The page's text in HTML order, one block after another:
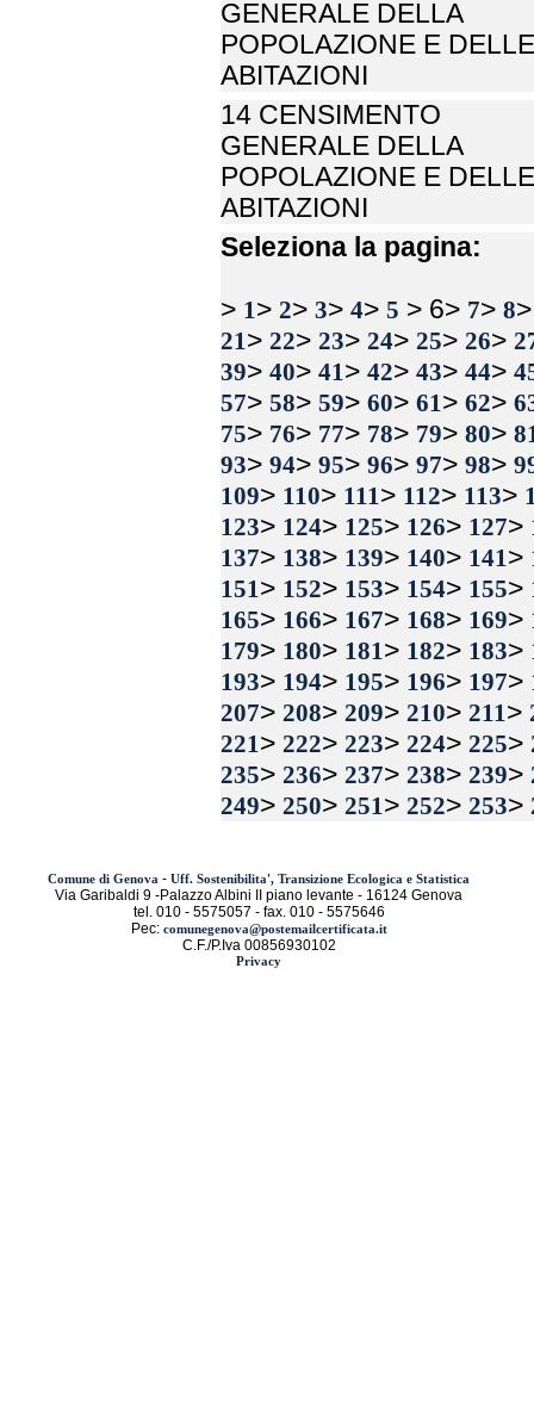
GENERALE DELLA
POPOLAZIONE E DELLE
ABITAZIONI
14 CENSIMENTO
GENERALE DELLA
POPOLAZIONE E DELLE
ABITAZIONI
Seleziona la pagina:
> 1 > 2> 3> 4> 5 > 6> 7> 8
21 > 22> 23> 24> 25> 26>
39> 40> 41 > 42> 43> 44>
57> 58> 59> 60> 61 > 62>
75> 76> 77> 78> 79> 80>
93> 94> 95> 96> 97> 98>
109> 110> 111 > 112> 113>
123> 124> 125> 126> 127>
137> 138> 139> 140> 141 >
151 > 152> 153> 154> 155>
165> 166> 167> 168> 169>
179> 180> 181 > 182> 183>
193> 194> 195> 196> 197>
207> 208> 209> 210> 211 >
221 > 222> 223> 224> 225>
235> 236> 237> 238> 239>
249> 250> 251 > 252> 253>
Comune di Genova - Uff. Sostenibilita', Transizione Ecologica e Statistica
Via Garibaldi 9 -Palazzo Albini II piano levante - 16124 Genova
tel. 010 - 5575057 - fax. 010 - 5575646
Pec: comunegenova@postemailcertificata.it
C.F./P.Iva 00856930102
Privacy